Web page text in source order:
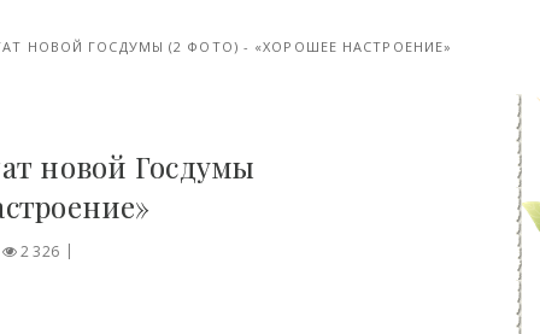
НОВОЙ ГОСДУМЫ (2 ФОТО) - «ХОРОШЕЕ НАСТРОЕНИЕ»
новой Госдумы
2 326